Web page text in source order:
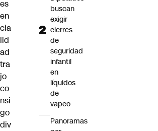
es
en
cia
lid
ad
tra
jo
co
nsi
go
div
buscan
exigir
cierres
de
seguridad
infantil
en
líquidos
de
vapeo
Panoramas